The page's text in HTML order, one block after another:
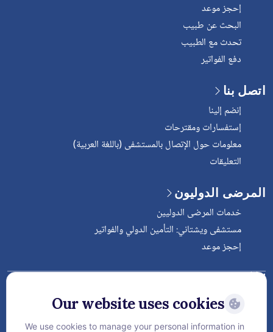
إحجز موعد
البحث عن طبيب
تحدث مع الطبيب
دفع الفواتير
اتصل بنا
إنضم إلينا
إستفسارات ومقترحات
معلومات حول الإتصال بالمستشفى (باللغة العربية)
التعليقات
المرضى الدوليون
خدمات المرضى الدوليين
مستشفى ويشتاني: التأمين الدولي والفواتير
إحجز موعد
Follow Vejthani International
Hospital
Our website uses cookies
We use cookies to manage your personal information in